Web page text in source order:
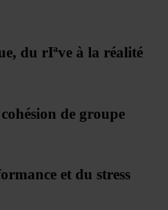
du rIªve à la réalité
de groupe
et du stress